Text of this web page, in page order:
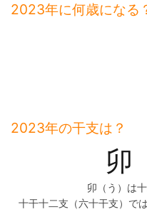
2023年に何歳になる
2023年の干支は？
卯
卯（う）は
十干十二支（六十干支）では